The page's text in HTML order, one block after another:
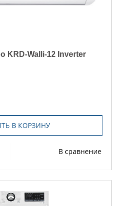
KRD-Walli-12 Inverter
В КОРЗИНУ
В сравнение